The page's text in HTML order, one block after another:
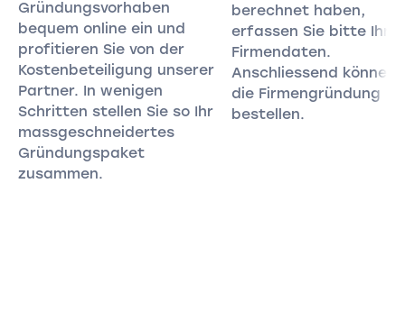
Gründungsvorhaben
bequem online ein und
profitieren Sie von der
Kostenbeteiligung unserer
Partner. In wenigen
Schritten stellen Sie so Ihr
massgeschneidertes
Gründungspaket
zusammen.
berechnet haben,
erfassen Sie bitte Ihre
Firmendaten.
Anschliessend können
die Firmengründung
bestellen.